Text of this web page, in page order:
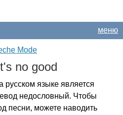
меню
Mode
no good
языке является
недословный. Чтобы
песни, можете наводить